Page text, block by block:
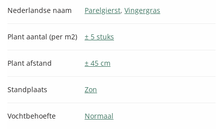
Nederlandse naam Parelgierst,Vingergras
Plant aantal (per m2) ± 5 stuks
Plant afstand ± 45 cm
Standplaats Zon
Vochtbehoefte Normaal